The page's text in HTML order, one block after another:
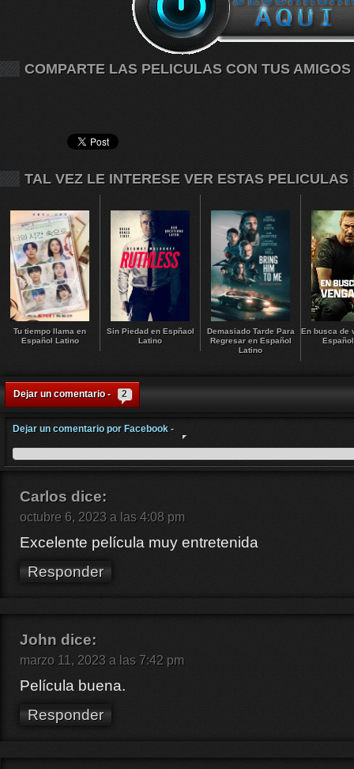
COMPARTE LAS PELICULAS CON TUS AMIGOS
TAL VEZ LE INTERESE VER ESTAS PELICULAS
Tu tiempo llama en
Español Latino
Sin Piedad en Espñaol
Latino
Demasiado Tarde Para
Regresar en Español
Latino
En busca de
Dejar un comentario - 2
Dejar un comentario por Facebook -
Carlos dice:
octubre 6, 2023 a las 4:08 pm
Excelente película muy entretenida
Responder
John dice:
marzo 11, 2023 a las 7:42 pm
Película buena.
Responder